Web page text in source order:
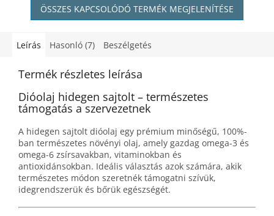
ÖSSZES KAPCSOLÓDÓ TERMÉK MEGJELENÍTÉSE
Leírás Hasonló (7) Beszélgetés
Termék részletes leírása
Dióolaj hidegen sajtolt – természetes
támogatás a szervezetnek
A hidegen sajtolt dióolaj egy prémium minőségű, 100%-
ban természetes növényi olaj, amely gazdag omega-3 és
omega-6 zsírsavakban, vitaminokban és
antioxidánsokban. Ideális választás azok számára, akik
természetes módon szeretnék támogatni szívük,
idegrendszerük és bőrük egészségét.